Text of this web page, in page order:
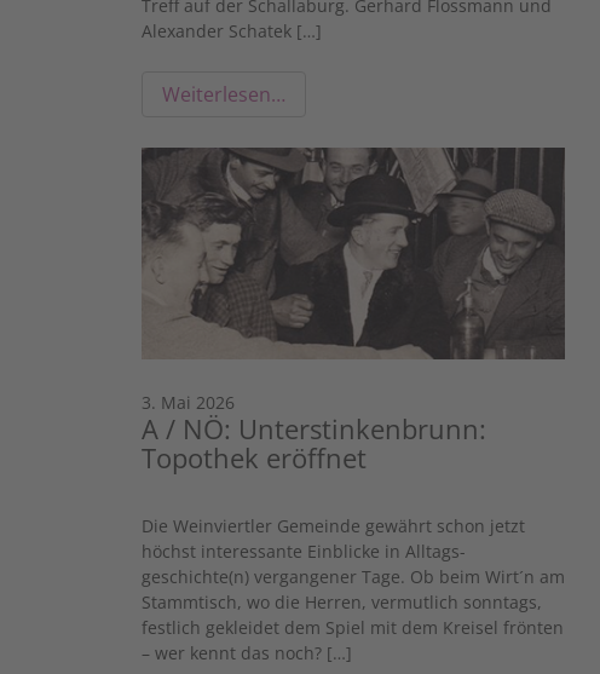
Treff auf der Schallaburg. Gerhard Flossmann und
Alexander Schatek […]
Weiterlesen…
3. Mai 2026
A / NÖ: Unterstinkenbrunn:
Topothek eröffnet
Die Weinviertler Gemeinde gewährt schon jetzt
höchst interessante Einblicke in Alltags-
geschichte(n) vergangener Tage. Ob beim Wirt´n am
Stammtisch, wo die Herren, vermutlich sonntags,
festlich gekleidet dem Spiel mit dem Kreisel frönten
– wer kennt das noch? […]